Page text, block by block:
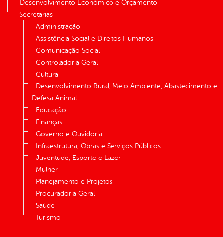
Desenvolvimento Econômico e Orçamento
Secretarias
Administração
Assistência Social e Direitos Humanos
Comunicação Social
Controladoria Geral
Cultura
Desenvolvimento Rural, Meio Ambiente, Abastecimento e
Defesa Animal
Educação
Finanças
Governo e Ouvidoria
Infraestrutura, Obras e Serviços Públicos
Juventude, Esporte e Lazer
Mulher
Planejamento e Projetos
Procuradoria Geral
Saúde
Turismo